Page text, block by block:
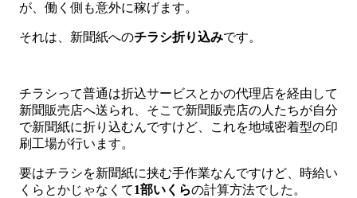
が、働く側も意外に稼げます。
それは、新聞紙へのチラシ折り込みです。
チラシって普通は折込サービスとかの代理店を経由して
新聞販売店へ送られ、そこで新聞販売店の人たちが自分
で新聞紙に折り込むんですけど、これを地域密着型の印
刷工場が行います。
要はチラシを新聞紙に挟む手作業なんですけど、時給い
くらとかじゃなくて1部いくらの計算方法でした。